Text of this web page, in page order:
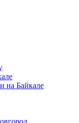
на Байкале